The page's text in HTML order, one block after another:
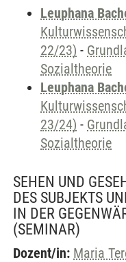
Leuphana
22/23) -
Sozialtheorie
Leuphana
23/24) -
Sozialtheorie
SEHEN UND
DES SUBJEKTS
IN DER
(SEMINAR)
Dozent/in: Maria